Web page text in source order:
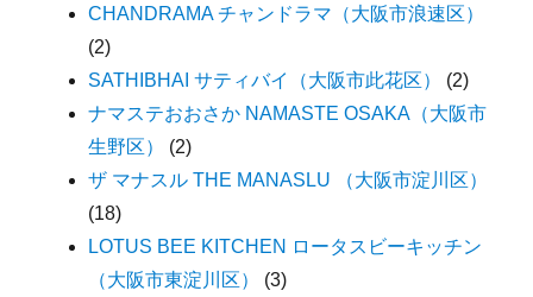
CHANDRAMA チャンドラマ（大阪市浪速区）
(2)
SATHIBHAI サティバイ（大阪市此花区）
(2)
ナマステおおさか NAMASTE OSAKA（大阪市
生野区）
(2)
ザ マナスル THE MANASLU （大阪市淀川区）
(18)
LOTUS BEE KITCHEN ロータスビーキッチン
（大阪市東淀川区）
(3)